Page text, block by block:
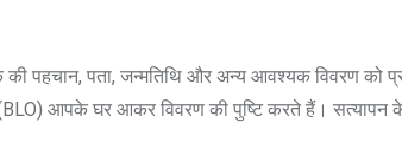
की पहचान, पता, जन्मतिथि और अन्य आवश्यक विवरण को
आपके घर आकर विवरण की पुष्टि करते हैं। सत्यापन के